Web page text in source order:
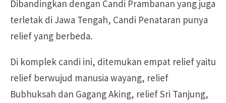
Dibandingkan dengan Candi Prambanan yang juga
terletak di Jawa Tengah, Candi Penataran punya
relief yang berbeda.
Di komplek candi ini, ditemukan empat relief yaitu
relief berwujud manusia wayang, relief
Bubhuksah dan Gagang Aking, relief Sri Tanjung,